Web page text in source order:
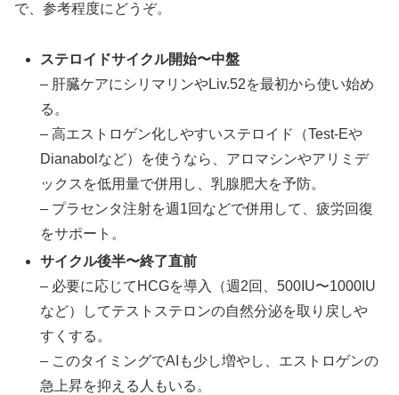
で、参考程度にどうぞ。
ステロイドサイクル開始〜中盤
– 肝臓ケアにシリマリンやLiv.52を最初から使い始め
る。
– 高エストロゲン化しやすいステロイド（Test-Eや
Dianabolなど）を使うなら、アロマシンやアリミデ
ックスを低用量で併用し、乳腺肥大を予防。
– プラセンタ注射を週1回などで併用して、疲労回復
をサポート。
サイクル後半〜終了直前
– 必要に応じてHCGを導入（週2回、500IU〜1000IU
など）してテストステロンの自然分泌を取り戻しや
すくする。
– このタイミングでAIも少し増やし、エストロゲンの
急上昇を抑える人もいる。